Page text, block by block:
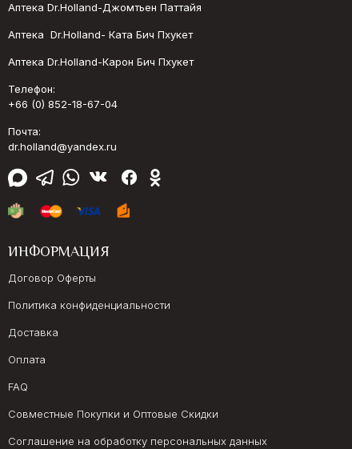
Аптека Dr.Holland-Джомтьен Паттайя
Аптека Dr.Holland- Ката Бич Пхукет
Аптека Dr.Holland-Карон Бич Пхукет
Телефон:
+66 (0) 852-18-67-04
Почта:
dr.holland@yandex.ru
ИНФОРМАЦИЯ
Договор Оферты
Политика конфиденциальности
Доставка
Оплата
FAQ
Совместные Покупки и Оптовые Скидки
Соглашение на обработку персональных данных